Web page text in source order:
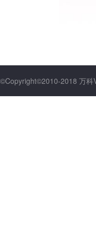
©Copyright©2010-2018 万科